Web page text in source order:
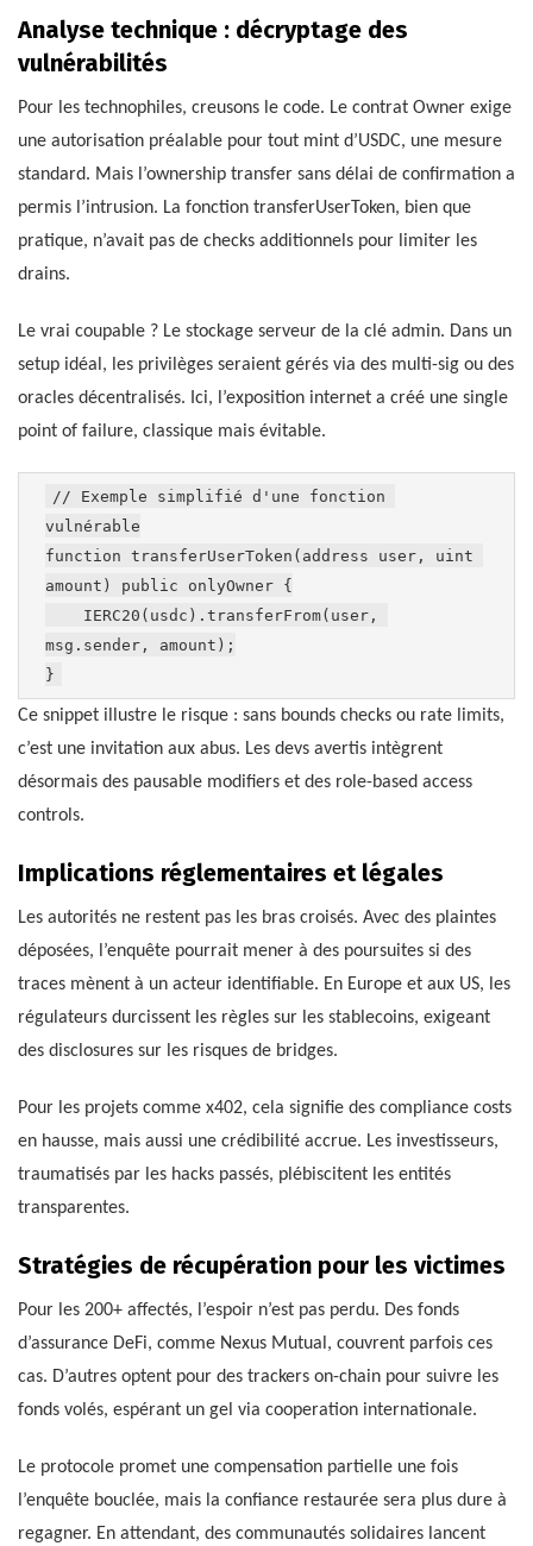
Analyse technique : décryptage des
vulnérabilités
Pour les technophiles, creusons le code. Le contrat Owner exige
une autorisation préalable pour tout mint d’USDC, une mesure
standard. Mais l’ownership transfer sans délai de confirmation a
permis l’intrusion. La fonction transferUserToken, bien que
pratique, n’avait pas de checks additionnels pour limiter les
drains.
Le vrai coupable ? Le stockage serveur de la clé admin. Dans un
setup idéal, les privilèges seraient gérés via des multi-sig ou des
oracles décentralisés. Ici, l’exposition internet a créé une single
point of failure, classique mais évitable.
// Exemple simplifié d'une fonction
vulnérable
function transferUserToken(address user, uint
amount) public onlyOwner {
msg.sender, amount);
}
Ce snippet illustre le risque : sans bounds checks ou rate limits,
c’est une invitation aux abus. Les devs avertis intègrent
désormais des pausable modifiers et des role-based access
controls.
Implications réglementaires et légales
Les autorités ne restent pas les bras croisés. Avec des plaintes
déposées, l’enquête pourrait mener à des poursuites si des
traces mènent à un acteur identifiable. En Europe et aux US, les
régulateurs durcissent les règles sur les stablecoins, exigeant
des disclosures sur les risques de bridges.
Pour les projets comme x402, cela signifie des compliance costs
en hausse, mais aussi une crédibilité accrue. Les investisseurs,
traumatisés par les hacks passés, plébiscitent les entités
transparentes.
Stratégies de récupération pour les victimes
Pour les 200+ affectés, l’espoir n’est pas perdu. Des fonds
d’assurance DeFi, comme Nexus Mutual, couvrent parfois ces
cas. D’autres optent pour des trackers on-chain pour suivre les
fonds volés, espérant un gel via cooperation internationale.
Le protocole promet une compensation partielle une fois
l’enquête bouclée, mais la confiance restaurée sera plus dure à
regagner. En attendant, des communautés solidaires lancent